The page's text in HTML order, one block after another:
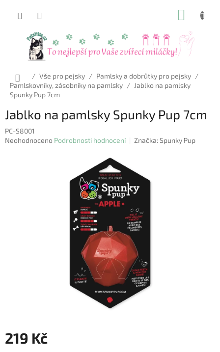
Domů
/ Vše pro pejsky / Pamlsky a dobrůtky pro pejsky /
Pamlskovníky, zásobníky na pamlsky / Jablko na pamlsky
Spunky Pup 7cm
Jablko na pamlsky Spunky Pup 7cm
PC-S8001
Průměrné
Neohodnoceno Podrobnosti hodnocení Značka:Spunky Pup
219 Kč